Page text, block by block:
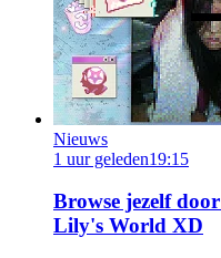
Nieuws
1 uur geleden19:15
Browse jezelf
Lily's World XD